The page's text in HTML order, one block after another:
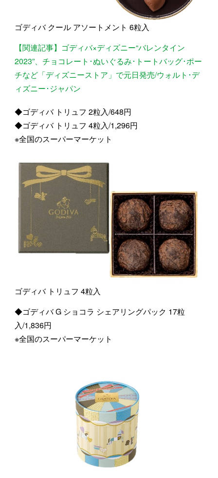
ゴディバ クール アソートメント 6粒入
【関連記事】ゴディバ×ディズニー“バレンタイン
2023”、チョコレート･ぬいぐるみ･トートバッグ･ポー
チなど「ディズニーストア」で元日発売/ウォルト･デ
ィズニー･ジャパン
◆ゴディバ トリュフ 2粒入/648円
◆ゴディバ トリュフ 4粒入/1,296円
※全国のスーパーマーケット
ゴディバ トリュフ 4粒入
◆ゴディバ G ショコラ シェアリングパック 17粒
入/1,836円
※全国のスーパーマーケット